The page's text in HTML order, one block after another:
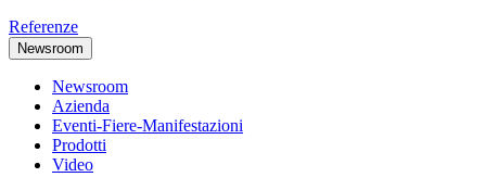
Referenze
Newsroom
Newsroom
Azienda
Eventi-Fiere-Manifestazioni
Prodotti
Video